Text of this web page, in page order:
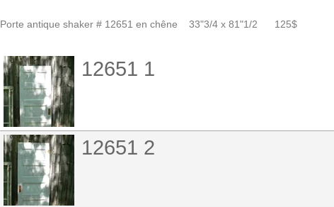
Porte antique shaker # 12651 en chêne 33"3/4 x 81"1/2 125$
12651 1
12651 2